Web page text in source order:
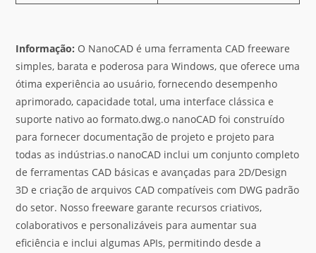
Informação: O NanoCAD é uma ferramenta CAD freeware
simples, barata e poderosa para Windows, que oferece uma
ótima experiência ao usuário, fornecendo desempenho
aprimorado, capacidade total, uma interface clássica e
suporte nativo ao formato.dwg.o nanoCAD foi construído
para fornecer documentação de projeto e projeto para
todas as indústrias.o nanoCAD inclui um conjunto completo
de ferramentas CAD básicas e avançadas para 2D/Design
3D e criação de arquivos CAD compatíveis com DWG padrão
do setor. Nosso freeware garante recursos criativos,
colaborativos e personalizáveis para aumentar sua
eficiência e inclui algumas APIs, permitindo desde a